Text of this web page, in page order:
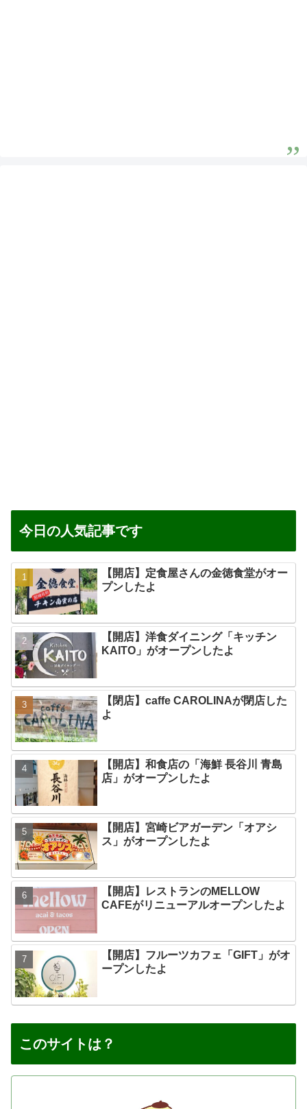
今日の人気記事です
【開店】定食屋さんの金徳食堂がオー
プンしたよ
【開店】洋食ダイニング「キッチン
KAITO」がオープンしたよ
【閉店】caffe CAROLINAが閉店した
よ
【開店】和食店の「海鮮 長谷川 青島
店」がオープンしたよ
【開店】宮崎ビアガーデン「オアシ
ス」がオープンしたよ
【開店】レストランのMELLOW
CAFEがリニューアルオープンしたよ
【開店】フルーツカフェ「GIFT」がオ
ープンしたよ
このサイトは？